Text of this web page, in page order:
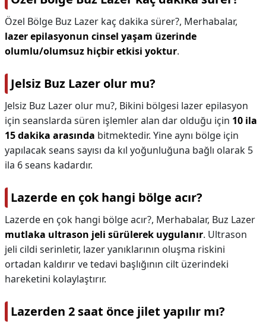
Özel Bölge Buz Lazer kaç dakika sürer?, Merhabalar,
lazer epilasyonun cinsel yaşam üzerinde
olumlu/olumsuz hiçbir etkisi yoktur.
Jelsiz Buz Lazer olur mu?
Jelsiz Buz Lazer olur mu?, Bikini bölgesi lazer epilasyon
için seanslarda süren işlemler alan dar olduğu için 10 ila
15 dakika arasında bitmektedir. Yine aynı bölge için
yapılacak seans sayısı da kıl yoğunluğuna bağlı olarak 5
ila 6 seans kadardır.
Lazerde en çok hangi bölge acır?
Lazerde en çok hangi bölge acır?, Merhabalar, Buz Lazer
mutlaka ultrason jeli sürülerek uygulanır. Ultrason
jeli cildi serinletir, lazer yanıklarının oluşma riskini
ortadan kaldırır ve tedavi başlığının cilt üzerindeki
hareketini kolaylaştırır.
Lazerden 2 saat önce jilet yapılır mı?